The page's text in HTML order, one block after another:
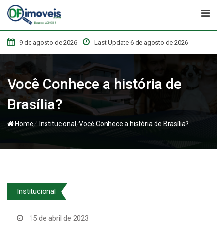
Skip
content
9 de agosto de 2026 Last Update 6 de agosto de 2026
Você Conhece a história de
Brasília?
Home/Institucional /Você Conhece a história de Brasília?
Institucional
15 de abril de 2023